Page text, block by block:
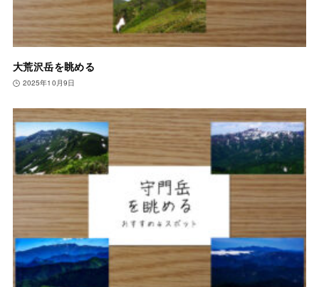
大荒沢岳を眺める
2025年10月9日